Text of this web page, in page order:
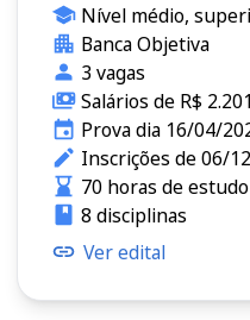
Nível médio,
Banca Objetiva
3 vagas
Salários de R$
Prova dia 16/04/
Inscrições de 06/
70 horas de estudo
8 disciplinas
Ver edital